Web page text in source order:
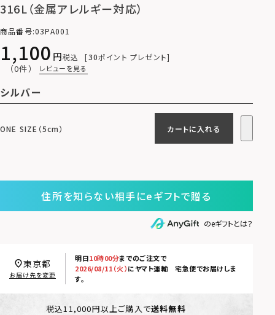
316L（金属アレルギー対応）
商品番号 03PA001
1,100 税込 30ポイント プレゼント
（0件） レビューを見る
シルバー
ONE SIZE（5cm） カートに入れる
住所を知らない相手にeギフトで贈る
のeギフトとは？
明日10時00分までのご注文で
2026/08/11（火）にヤマト運輸 宅急便でお届けしま
す。
東京都
お届け先を変更
税込11,000円以上ご購入で送料無料